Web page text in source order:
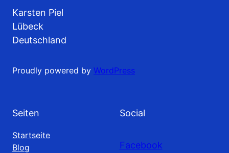
Karsten Piel
Lübeck
Deutschland
Proudly powered by WordPress
Seiten
Startseite
Blog
Social
Facebook